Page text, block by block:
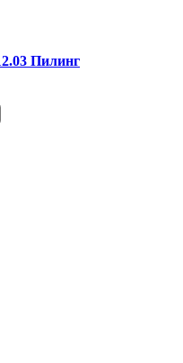
Пилинг